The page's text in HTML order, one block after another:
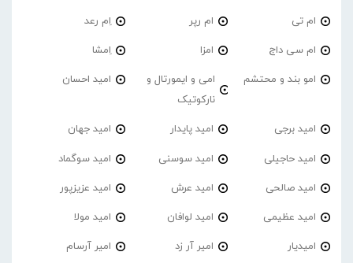
ام تی ام رپر اِم رعد
ام سی داج امزا اِمشا
امو بند و محتشم
امی و ایمورتال و
نارکوتیک
امید احسان
امید برجی امید پایدار امید جهان
امید حاجیلی امید سوسنی امید سوگماد
امید صالحی امید عرش امید عزیزپور
امید عظیمی امید لوافان امید مولا
امیدیار امیر آر زد امیر آرسام